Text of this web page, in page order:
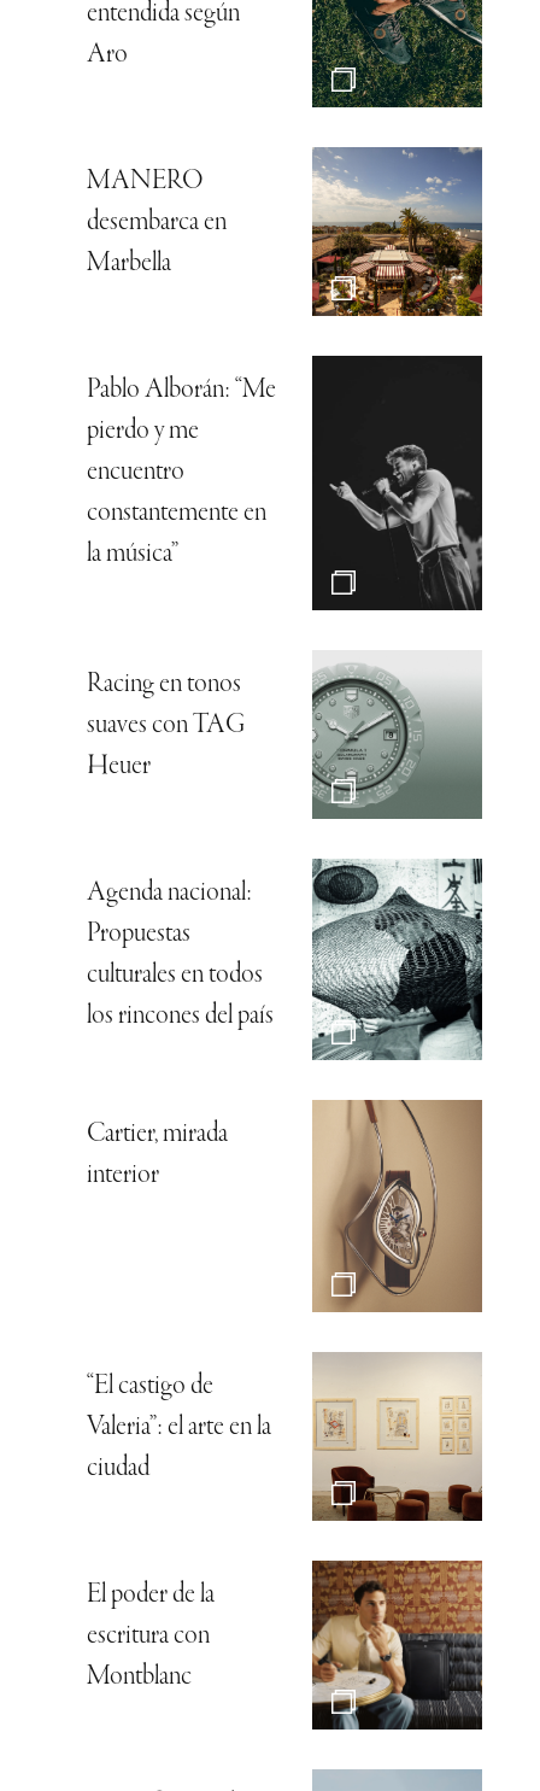
entendida según
Aro
MANERO
desembarca en
Marbella
Pablo Alborán: “Me
pierdo y me
encuentro
constantemente en
la música”
Racing en tonos
suaves con TAG
Heuer
Agenda nacional:
Propuestas
culturales en todos
los rincones del país
Cartier, mirada
interior
“El castigo de
Valeria”: el arte en la
ciudad
El poder de la
escritura con
Montblanc